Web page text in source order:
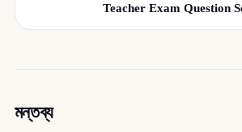
Teacher Exam Question
মন্তব্য